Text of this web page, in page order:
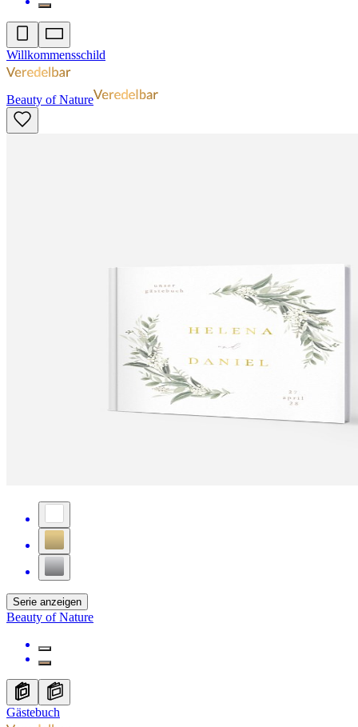
Willkommensschild
Beauty of Nature
Serie anzeigen
Beauty of Nature
Gästebuch